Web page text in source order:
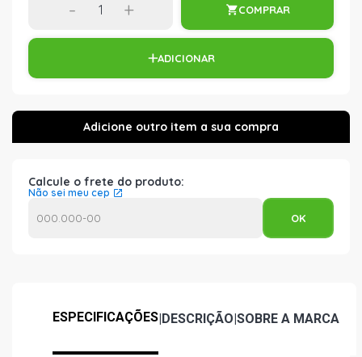
- + COMPRAR
ADICIONAR
Calcule o frete do produto:
Não sei meu cep
ESPECIFICAÇÕES|DESCRIÇÃO|SOBRE A MARCA